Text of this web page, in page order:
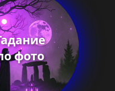
фото